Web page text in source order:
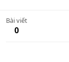
Bài viết
0